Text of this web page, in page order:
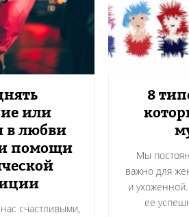
или
в любви
помощи
счастливыми,
8
Мы
важно для
и ухоженной.
ее